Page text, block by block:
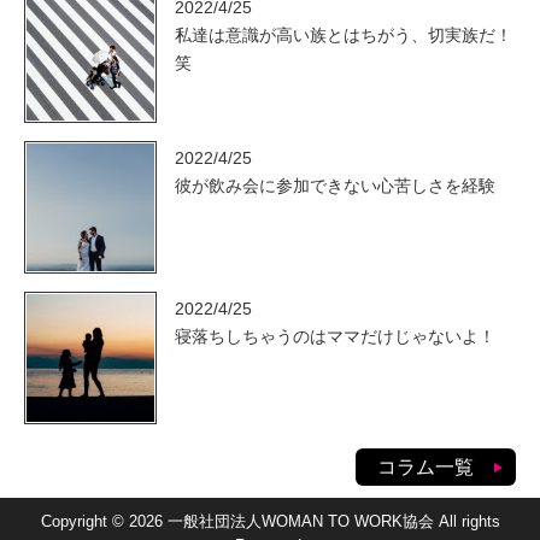
2022/4/25
私達は意識が高い族とはちがう、切実族だ！
笑
2022/4/25
彼が飲み会に参加できない心苦しさを経験
2022/4/25
寝落ちしちゃうのはママだけじゃないよ！
コラム一覧
Copyright © 2026 一般社団法人WOMAN TO WORK協会 All rights